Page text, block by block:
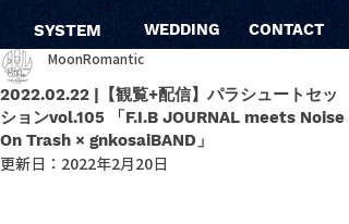
SYSTEM WEDDING CONTACT
2022.02.22 |【観覧+配信】パラシュートセッ
ションvol.105 「F.I.B JOURNAL meets Noise
On Trash × gnkosaiBAND」
MoonRomantic
更新日： 2022年2月20日